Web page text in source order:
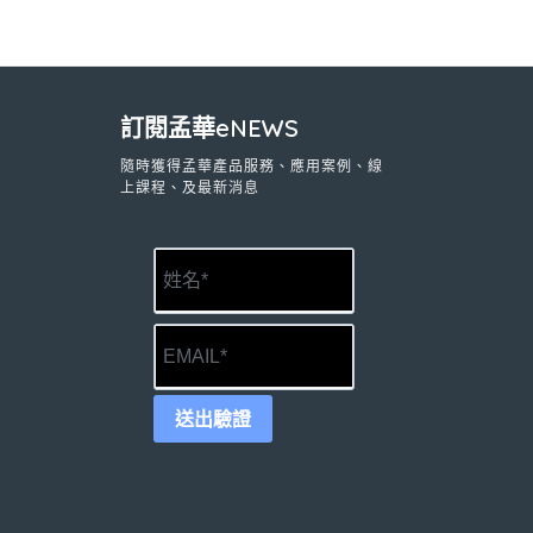
訂閱孟華eNEWS
隨時獲得孟華產品服務、應用案例、線
上課程、及最新消息
送出驗證